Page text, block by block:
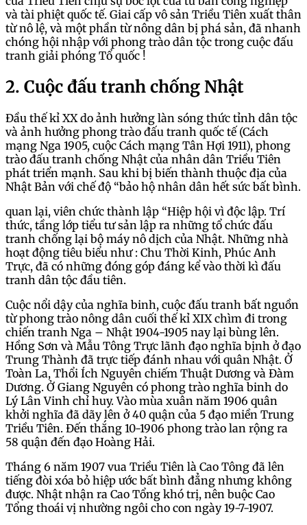
và tài phiệt quốc tế. Giai cấp vô sản Triều Tiên xuất thân
từ nô lệ, và một phần từ nông dân bị phá sản, đã nhanh
chóng hội nhập với phong trào dân tộc trong cuộc đấu
tranh giải phóng Tổ quốc !
2. Cuộc đấu tranh chống Nhật
Đầu thế kỉ XX do ảnh hưởng làn sóng thức tỉnh dân tộc
và ảnh hưởng phong trào đấu tranh quốc tế (Cách
mạng Nga 1905, cuộc Cách mạng Tân Hợi 1911), phong
trào đấu tranh chống Nhật của nhân dân Triều Tiên
phát triển mạnh. Sau khi bị biến thành thuộc địa của
Nhật Bản với chế độ “bảo hộ nhân dân hết sức bất bình.
quan lại, viên chức thành lập “Hiệp hội vì độc lập. Trí
thức, tầng lớp tiểu tư sản lập ra những tổ chức đấu
tranh chống lại bộ máy nô dịch của Nhật. Những nhà
hoạt động tiêu biểu như : Chu Thời Kinh, Phúc Anh
Trực, đã có những đóng góp đáng kể vào thời kì đấu
tranh dân tộc đầu tiên.
Cuộc nổi dậy của nghĩa binh, cuộc đấu tranh bất nguồn
từ phong trào nông dân cuối thế kỉ XIX chìm đi trong
chiến tranh Nga – Nhật 1904-1905 nay lại bùng lên.
Hồng Sơn và Mẫu Tông Trực lãnh đạo nghĩa bịnh ở đạo
Trung Thành đã trực tiếp đánh nhau với quân Nhật. Ở
Toàn La, Thổi Ích Nguyên chiếm Thuật Dương và Đàm
Dương. Ở Giang Nguyên có phong trào nghĩa binh do
Lý Lân Vinh chỉ huy. Vào mùa xuân năm 1906 quân
khởi nghĩa đã dãy lên ở 40 quận của 5 đạo miền Trung
Triều Tiên. Đến thắng 10-1906 phong trào lan rộng ra
58 quận đến đạo Hoàng Hải.
Tháng 6 năm 1907 vua Triều Tiên là Cao Tông đã lên
tiếng đòi xóa bỏ hiệp ước bất bình đẳng nhưng không
được. Nhật nhận ra Cao Tổng khó trị, nên buộc Cao
Tổng thoái vị nhường ngôi cho con ngày 19-7-1907.